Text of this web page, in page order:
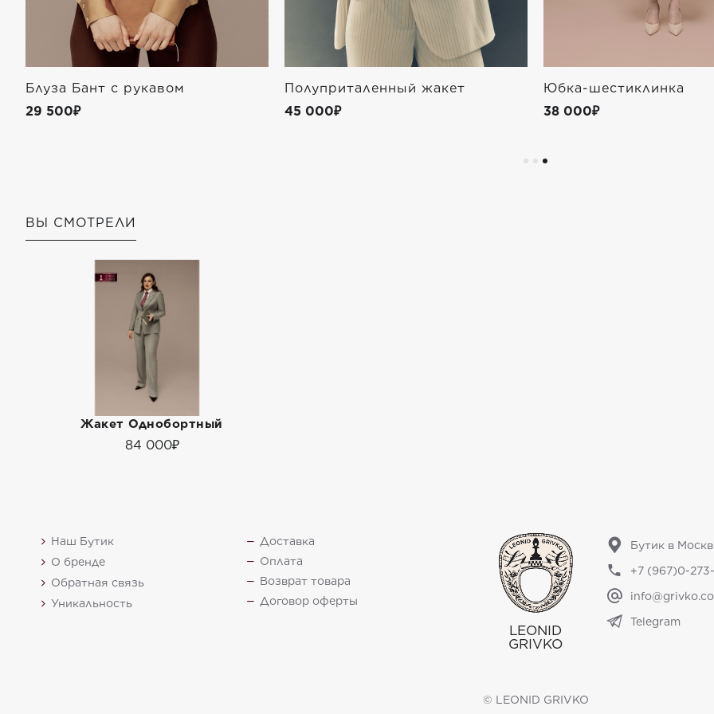
Блуза Бант с рукавом
29 500₽
Полуприталенный жакет
45 000₽
Юбка-шестиклинка
38 000₽
ВЫ СМОТРЕЛИ
Жакет Однобортный
84 000₽
Наш Бутик
О бренде
Обратная связь
Уникальность
Доставка
Оплата
Возврат товара
Договор оферты
LEONID
GRIVKO
Бутик в
+7 (967)0-
Telegram
© LEONID GRIVKO